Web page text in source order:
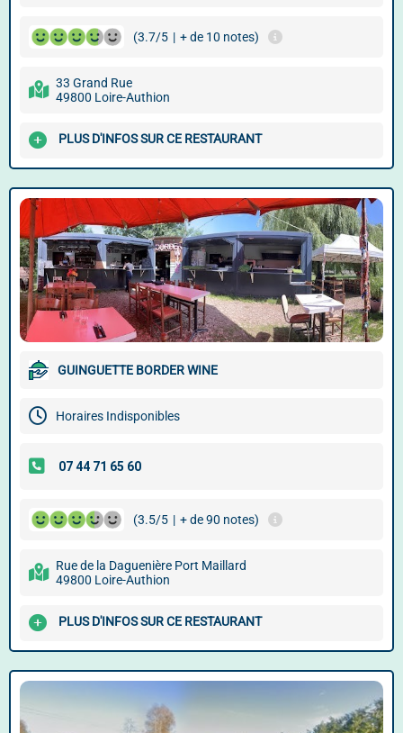
(3.7/5 | + de 10 notes)
33 Grand Rue
49800 Loire-Authion
PLUS D'INFOS SUR CE RESTAURANT
GUINGUETTE BORDER WINE
Horaires Indisponibles
(3.5/5 | + de 90 notes)
Rue de la Daguenière Port Maillard
49800 Loire-Authion
PLUS D'INFOS SUR CE RESTAURANT